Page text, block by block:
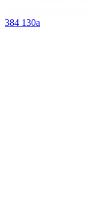
384 130a